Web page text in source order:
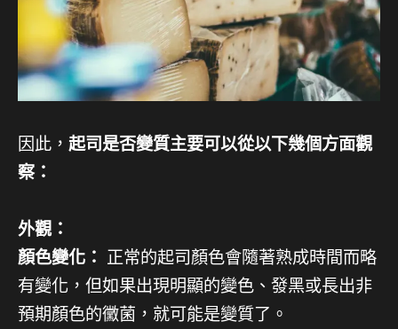
因此， 起司是否變質主要可以從以下幾個方面觀
察：
外觀：
顏色變化： 正常的起司顏色會隨著熟成時間而略
有變化，但如果出現明顯的變色、發黑或長出非
預期顏色的黴菌，就可能是變質了。